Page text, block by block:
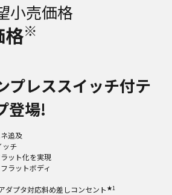
小売価格
格※
プレススイッチ付テ
登場!
追及
ッチ
ット化を実現
ラットボディ
ダプタ対応斜め差しコンセント★1